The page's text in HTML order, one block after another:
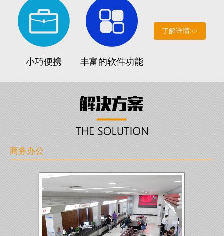
小巧便携 丰富的软件功能
了解详情>>
商务办公